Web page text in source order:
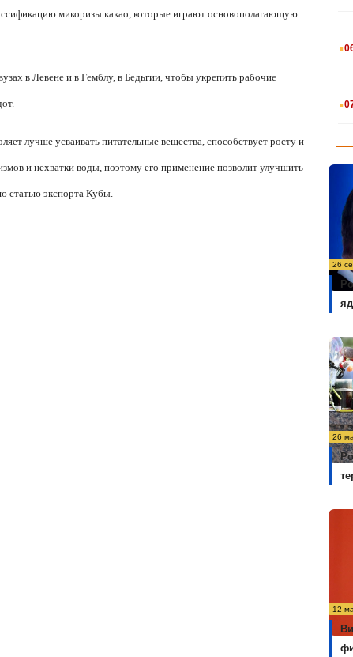
микоризы какао, которые играют основополагающую
в Левене и в Гемблу, в Бедьгии, чтобы укрепить рабочие
лучше усваивать питательные вещества, способствует росту и
и нехватки воды, поэтому его применение позволит улучшить
статью экспорта Кубы.
.
.
26
26
12